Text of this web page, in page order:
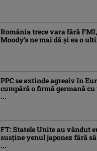
România trece vara fără
Moody’s ne mai dă și ea o
PPC se extinde agresiv în
cumpără o firmă germană
...
FT: Statele Unite au vândut
susține yenul japonez fără
...